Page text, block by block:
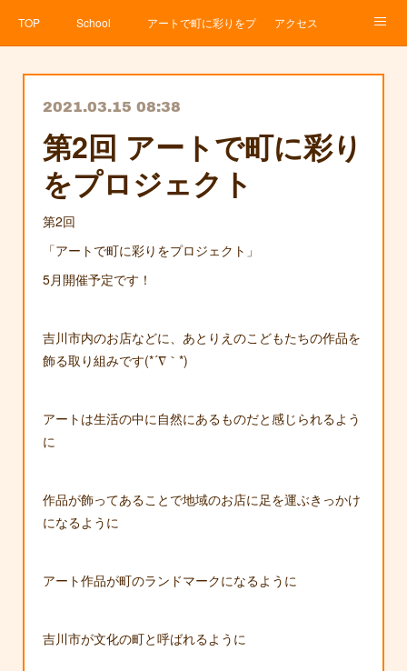
TOP School アートで町に彩りをプロジェクト
アクセス
2021.03.15 08:38
第2回 アートで町に彩り
をプロジェクト
第2回
「アートで町に彩りをプロジェクト」
5月開催予定です！
吉川市内のお店などに、あとりえのこどもたちの作品を
飾る取り組みです(*´∇｀*)
アートは生活の中に自然にあるものだと感じられるよう
に
作品が飾ってあることで地域のお店に足を運ぶきっかけ
になるように
アート作品が町のランドマークになるように
吉川市が文化の町と呼ばれるように